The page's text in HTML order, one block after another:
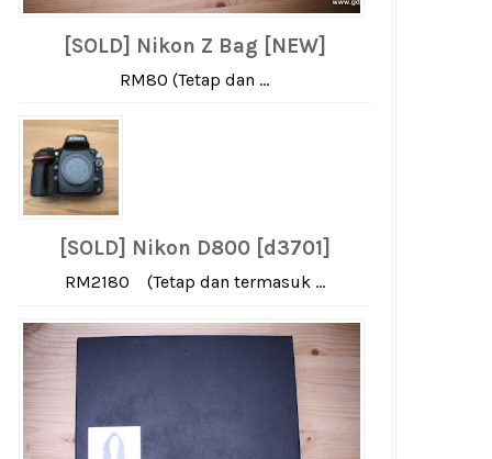
[SOLD] Nikon Z Bag [NEW]
RM80 (Tetap dan ...
[SOLD] Nikon D800 [d3701]
RM2180 (Tetap dan termasuk ...